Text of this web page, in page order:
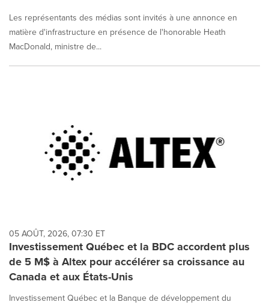
Les représentants des médias sont invités à une annonce en
matière d'infrastructure en présence de l'honorable Heath
MacDonald, ministre de...
05 AOÛT, 2026, 07:30 ET
Investissement Québec et la BDC accordent plus
de 5 M$ à Altex pour accélérer sa croissance au
Canada et aux États-Unis
Investissement Québec et la Banque de développement du